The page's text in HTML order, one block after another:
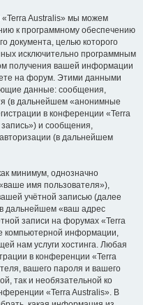
Australis» мы можем
к программному обеспечению
документа, целью которого
исключительно программным
получения вашей информации
на форум. Этими данными
данные: сообщения,
(в дальнейшем «анонимные
в конференции «Terra
и сообщения,
(в дальнейшем
минимум, однозначно
имя пользователя»),
учётной записью (далее
дальнейшем «ваш адрес
записи на форумах «Terra
компьютерной информации,
нам услуги хостинга. Любая
в конференции «Terra
вашего пароля и вашего
так и необязательной ко
«Terra Australis». В